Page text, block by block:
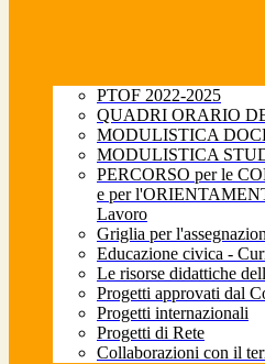
PTOF 2022-2025
QUADRI ORARIO
MODULISTICA
MODULISTICA
PERCORSO per le
e per
Lavoro
Griglia per
Educazione civica -
Le risorse didattiche
Progetti approvati dal
Progetti internazionali
Progetti di Rete
Collaborazioni con il